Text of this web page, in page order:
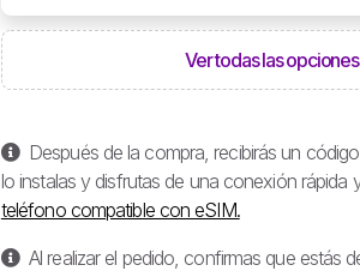
Ver todas las opciones
Después de la compra, recibirás un
lo instalas y disfrutas de una conexión rápida
teléfono compatible con eSIM.
Al realizar el pedido, confirmas que estás